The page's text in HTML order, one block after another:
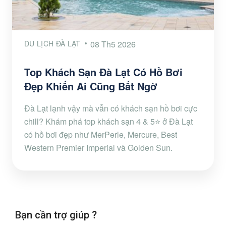
DU LỊCH ĐÀ LẠT 08 Th5 2026
Top Khách Sạn Đà Lạt Có Hồ Bơi
Đẹp Khiến Ai Cũng Bất Ngờ
Đà Lạt lạnh vậy mà vẫn có khách sạn hồ bơi cực
chill? Khám phá top khách sạn 4 & 5⭐ ở Đà Lạt
có hồ bơi đẹp như MerPerle, Mercure, Best
Western Premier Imperial và Golden Sun.
Bạn cần trợ giúp ?